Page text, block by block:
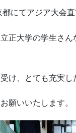
にてアジア大会
正大学の学生さ
け、とても充実し
願いいたします。